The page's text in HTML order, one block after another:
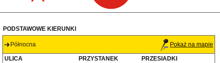
PODSTAWOWE KIERUNKI
Północna Pokaż na mapie
ULICA PRZYSTANEK
PRZESIADKI